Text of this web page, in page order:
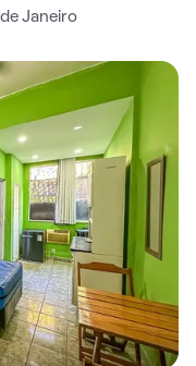
de Janeiro